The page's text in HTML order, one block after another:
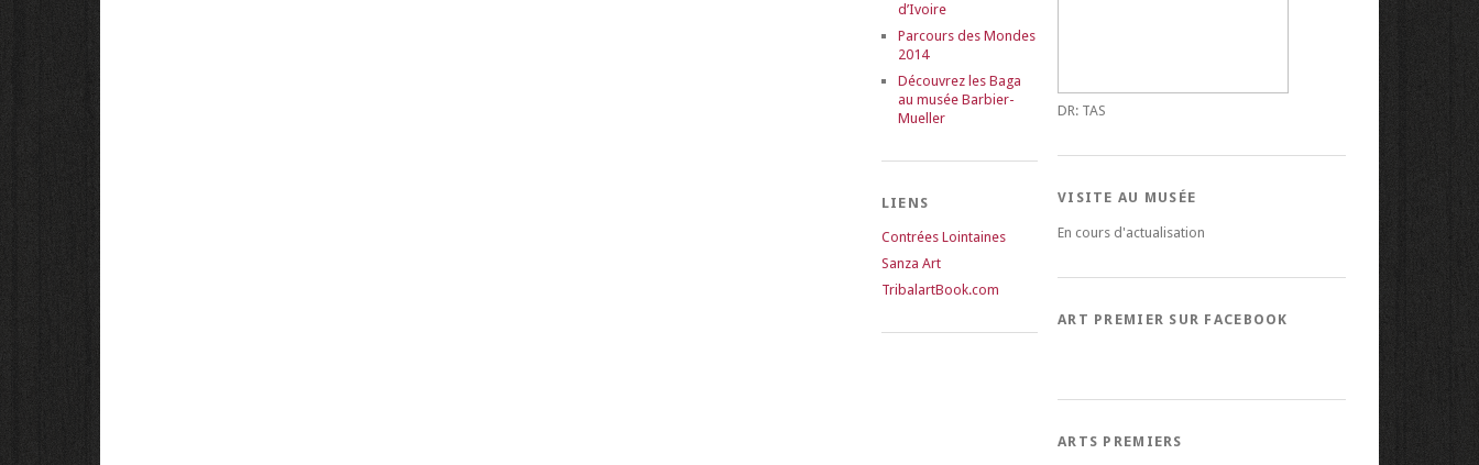
d’Ivoire
Parcours des Mondes
2014
Découvrez les Baga
au musée Barbier-
Mueller
LIENS
Contrées Lointaines
Sanza Art
TribalartBook.com
DR: TAS
VISITE AU MUSÉE
En cours d'actualisation
ART PREMIER SUR FACEBOOK
ARTS PREMIERS